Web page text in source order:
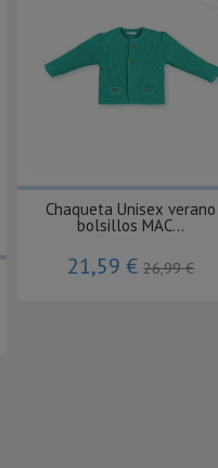
Chaqueta Unisex verano
bolsillos MAC...
21,59 €26,99 €